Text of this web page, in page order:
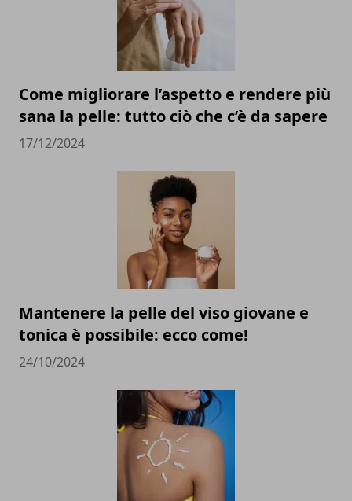
Come migliorare l’aspetto e rendere più
sana la pelle: tutto ciò che c’è da sapere
17/12/2024
Mantenere la pelle del viso giovane e
tonica è possibile: ecco come!
24/10/2024